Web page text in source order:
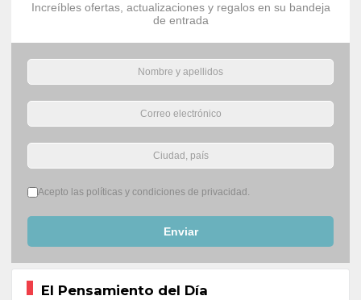
Increíbles ofertas, actualizaciones y regalos en su bandeja
de entrada
Términos del servicio*
Acepto las políticas y condiciones de privacidad.
Enviar
El Pensamiento del Día